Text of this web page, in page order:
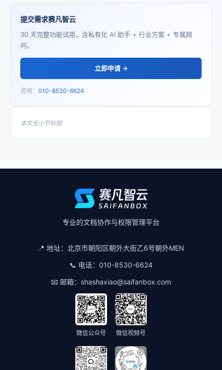
提交需求赛凡智云
30 天完整功能试用，含私有化 AI 助手 + 行业方案 + 专属顾
问。
立即申请 →
咨询： 010-8530-6624
本文无小节标题
专业的文档协作与权限管理平台
📍 地址： 北京市朝阳区朝外大街乙6号朝外MEN
📞 电话： 010-8530-6624
📧 邮箱： shashaxiao@saifanbox.com
微信公众号 微信视频号